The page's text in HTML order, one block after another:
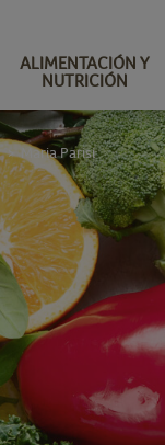
ALIMENTACIÓN Y
NUTRICIÓN
> Maria Parisi